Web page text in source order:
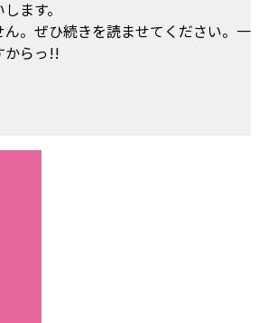
ます。
。ぜひ続きを読ませてください。一
からっ!!